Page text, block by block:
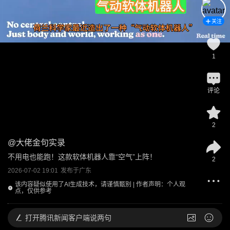
@大佬金句实录
不用电也能跑！这款软体机器人靠“空气”上阵！
2026-07-02 19:01 发布于广东
该内容疑似使用了AI生成技术，请谨慎甄别 | 作者声明：个人观
点，仅供参考
关注
1
评论
2
2
打开腾讯新闻客户端说两句